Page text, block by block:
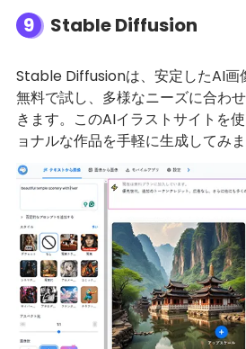
9 Stable Diffusion
Stable Diffusionは、安定したAI画
無料で試し、多様なニーズに合わ
きます。このAIイラストサイトを
ョナルな作品を手軽に生成してみ